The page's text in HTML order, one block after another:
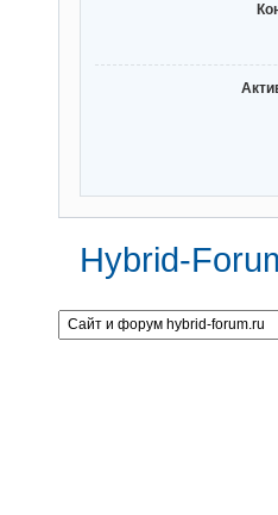
Hybrid-